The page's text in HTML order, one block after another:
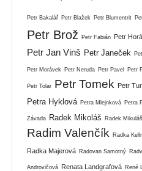
Petr Bakalář Petr Blažek Petr Blumentrit
Petr Brož Petr Fabián Petr
Petr Jan Vinš Petr Janeček
Petr Morávek Petr Neruda Petr Pavel Petr
Petr Tolar Petr Tomek Petr
Petra Hyklová Petra Mlejnková Petra
Závada Radek Mikoláš Radek
Radim Valenčík Radka
Radka Majerová Radovan Samotný
Androvičová Renata Landgrafová René